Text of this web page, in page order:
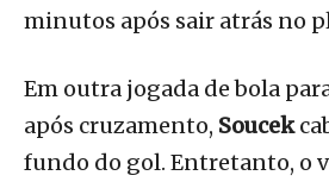
minutos após sair atrás no
Em outra jogada de bola
após cruzamento, Soucek
fundo do gol. Entretanto, o